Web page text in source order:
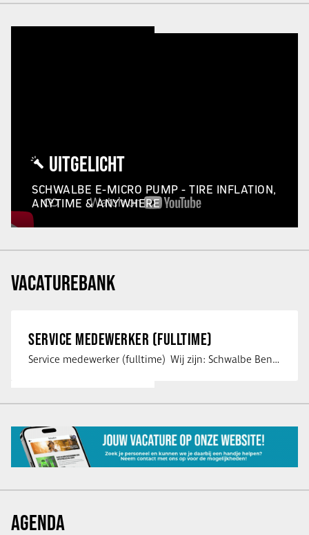
UITGELICHT
SCHWALBE E-MICRO PUMP - TIRE INFLATION,
ANYTIME & ANYWHERE
VACATUREBANK
SERVICE MEDEWERKER (FULLTIME)
Service medewerker (fulltime) Wij zijn: Schwalbe Benelux; merkeigenaar, …
AGENDA